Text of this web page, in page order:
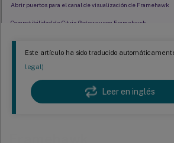
Este artículo ha sido traducido
legal)
Leer en inglés
Abrir puertos para el canal de visualización de Framehawk
Compatibilidad de Citrix Gateway con Framehawk
Configuración de Citrix Gateway para la compatibilidad con
Supervisión de Framehawk